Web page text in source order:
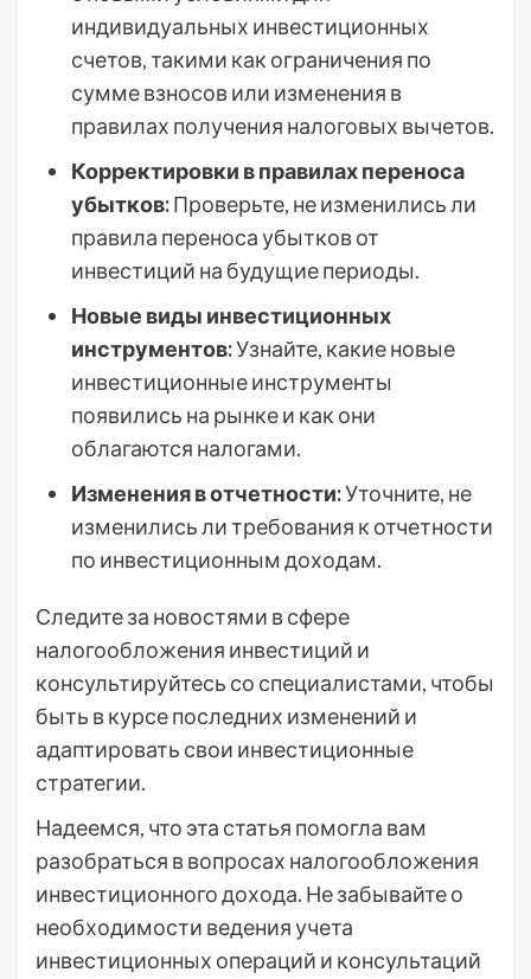
индивидуальных инвестиционных
счетов, такими как ограничения по
сумме взносов или изменения в
правилах получения налоговых вычетов.
Корректировки в правилах переноса
убытков:Проверьте, не изменились ли
правила переноса убытков от
инвестиций на будущие периоды.
Новые виды инвестиционных
инструментов:Узнайте, какие новые
инвестиционные инструменты
появились на рынке и как они
облагаются налогами.
Изменения в отчетности:Уточните, не
изменились ли требования к отчетности
по инвестиционным доходам.
Следите за новостями в сфере
налогообложения инвестиций и
консультируйтесь со специалистами, чтобы
быть в курсе последних изменений и
адаптировать свои инвестиционные
стратегии.
Надеемся, что эта статья помогла вам
разобраться в вопросах налогообложения
инвестиционного дохода. Не забывайте о
необходимости ведения учета
инвестиционных операций и консультаций